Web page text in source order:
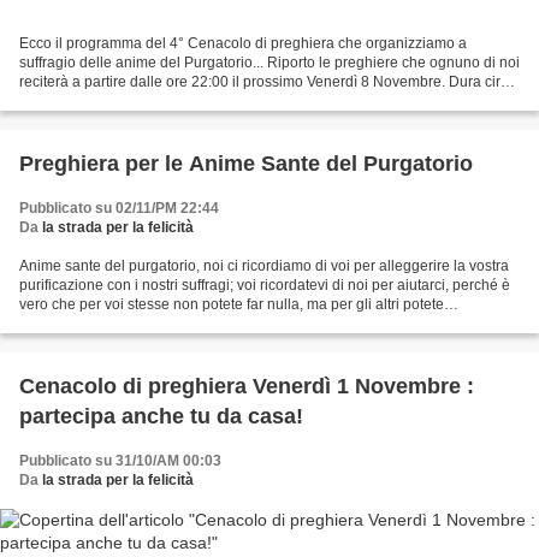
Ecco il programma del 4° Cenacolo di preghiera che organizziamo a
suffragio delle anime del Purgatorio... Riporto le preghiere che ognuno di noi
reciterà a partire dalle ore 22:00 il prossimo Venerdì 8 Novembre. Dura circa
Preghiera per le Anime Sante del Purgatorio
Pubblicato su 02/11/PM 22:44
Da la strada per la felicità
Anime sante del purgatorio, noi ci ricordiamo di voi per alleggerire la vostra
purificazione con i nostri suffragi; voi ricordatevi di noi per aiutarci, perché è
vero che per voi stesse non potete far nulla, ma per gli altri potete
Cenacolo di preghiera Venerdì 1 Novembre :
partecipa anche tu da casa!
Pubblicato su 31/10/AM 00:03
Da la strada per la felicità